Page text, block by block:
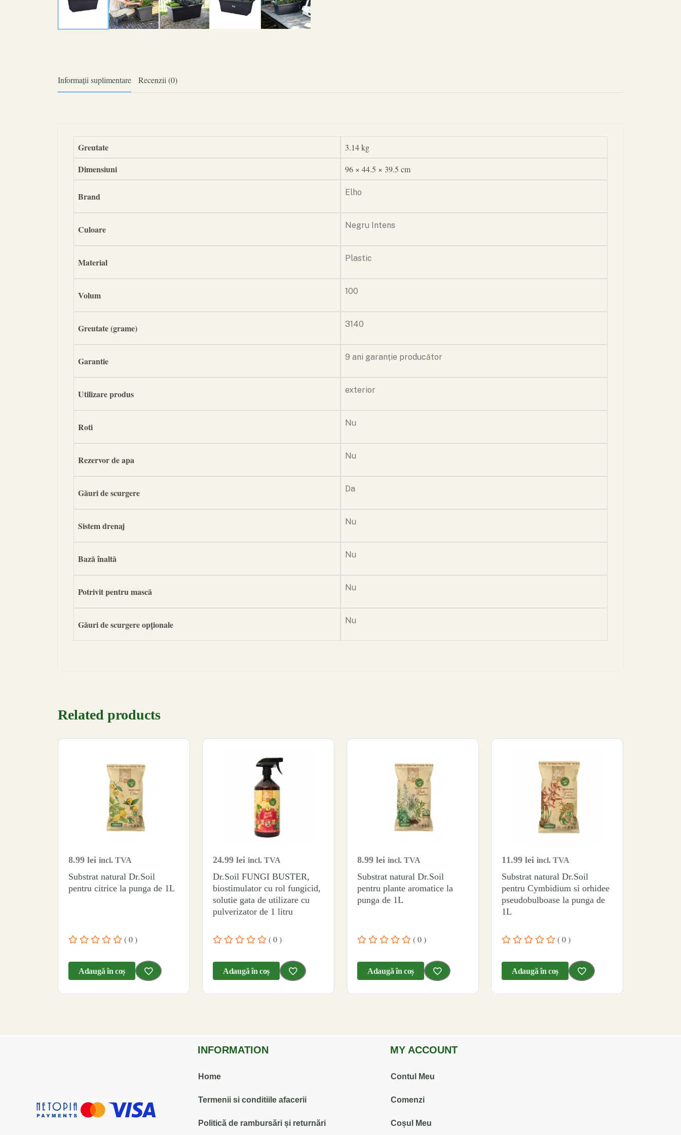
Informații suplimentare Recenzii (0)
Greutate 3.14 kg
Dimensiuni 96 × 44.5 × 39.5 cm
Brand Elho
Culoare Negru Intens
Material Plastic
Volum 100
Greutate (grame) 3140
Garantie 9 ani garanție producător
Utilizare produs exterior
Roti Nu
Rezervor de apa Nu
Găuri de scurgere Da
Sistem drenaj Nu
Bază înaltă Nu
Potrivit pentru mască Nu
Găuri de scurgere opționale Nu
Related products
8.99 lei incl. TVA
Substrat natural Dr.Soil
pentru citrice la punga de 1L
( 0 )
Adaugă în coș
24.99 lei incl. TVA
Dr.Soil FUNGI BUSTER,
biostimulator cu rol fungicid,
solutie gata de utilizare cu
pulverizator de 1 litru
( 0 )
Adaugă în coș
8.99 lei incl. TVA
Substrat natural Dr.Soil
pentru plante aromatice la
punga de 1L
( 0 )
Adaugă în coș
11.99 lei incl. TVA
Substrat natural Dr.Soil
pentru Cymbidium si orhidee
pseudobulboase la punga de
1L
( 0 )
Adaugă în coș
INFORMATION
Home
Termenii si conditiile afacerii
Politică de rambursări și returnări
MY ACCOUNT
Contul Meu
Comenzi
Coșul Meu